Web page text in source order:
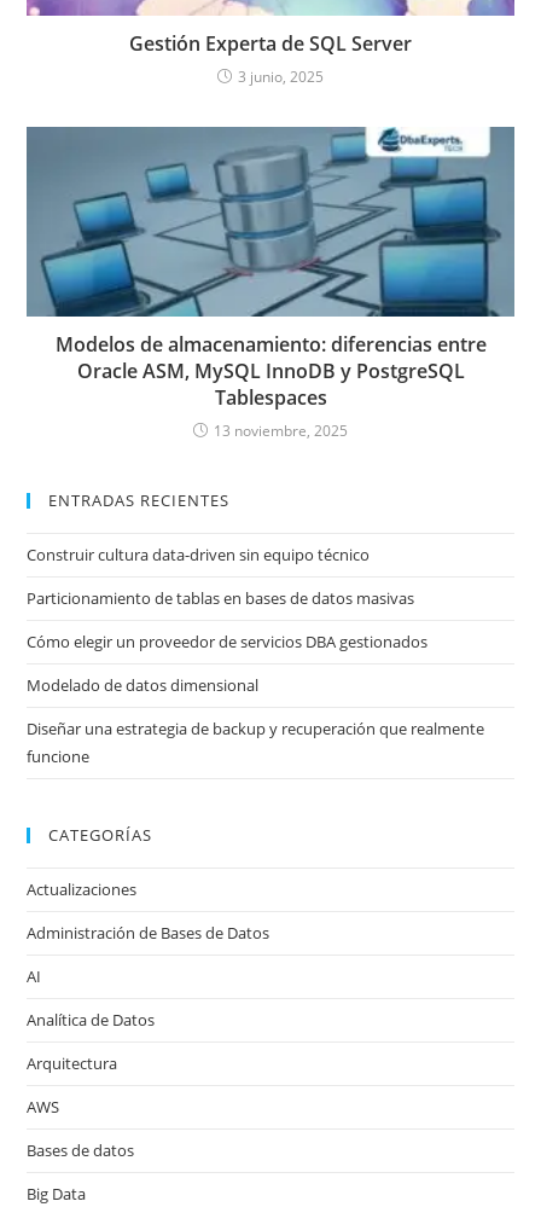
Gestión Experta de SQL Server
3 junio, 2025
Modelos de almacenamiento: diferencias entre
Oracle ASM, MySQL InnoDB y PostgreSQL
Tablespaces
13 noviembre, 2025
ENTRADAS RECIENTES
Construir cultura data-driven sin equipo técnico
Particionamiento de tablas en bases de datos masivas
Cómo elegir un proveedor de servicios DBA gestionados
Modelado de datos dimensional
Diseñar una estrategia de backup y recuperación que realmente
funcione
CATEGORÍAS
Actualizaciones
Administración de Bases de Datos
AI
Analítica de Datos
Arquitectura
AWS
Bases de datos
Big Data